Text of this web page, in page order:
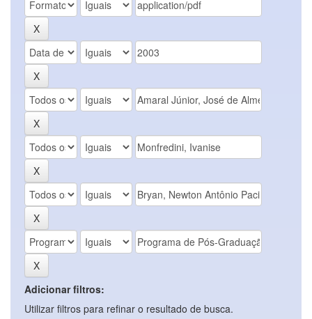
Adicionar filtros:
Utilizar filtros para refinar o resultado de busca.